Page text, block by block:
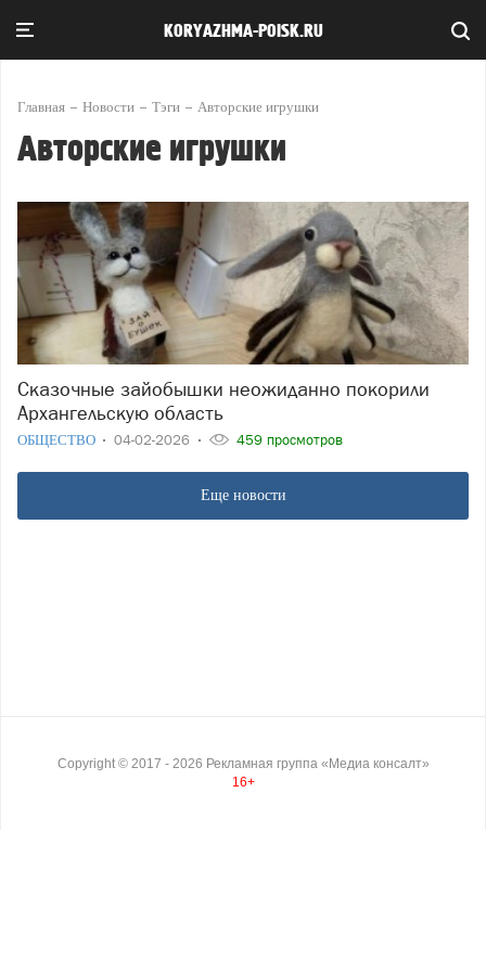
KORYAZHMA-POISK.RU
Главная Новости Тэги Авторские игрушки
Авторские игрушки
Сказочные зайобышки неожиданно покорили
Архангельскую область
ОБЩЕСТВО 04-02-2026 459 просмотров
Еще новости
Copyright © 2017 - 2026 Рекламная группа «Медиа консалт»
16+